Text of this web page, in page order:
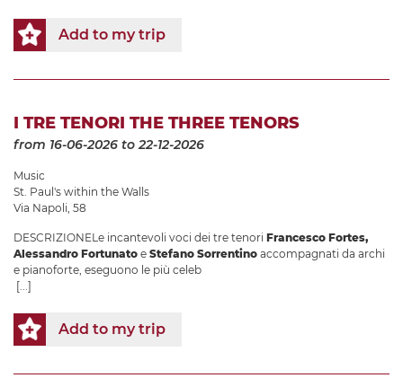
Add to my trip
I TRE TENORI THE THREE TENORS
from 16-06-2026 to 22-12-2026
Music
St. Paul's within the Walls
Via Napoli, 58
DESCRIZIONELe incantevoli voci dei tre tenori Francesco Fortes,
Alessandro Fortunato e Stefano Sorrentino accompagnati da archi
e pianoforte, eseguono le più celeb
[...]
Add to my trip